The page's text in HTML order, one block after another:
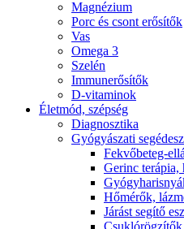
Magnézium
Porc és csont erősítők
Vas
Omega 3
Szelén
Immunerősítők
D-vitaminok
Életmód, szépség
Diagnosztika
Gyógyászati
Fekvőbeteg-
Gerinc terápia,
Hőmérők,
Járást segítő